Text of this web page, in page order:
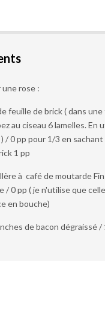
une rose :
feuille de brick ( dans
au ciseau 6 lamelles. En
/ 0 pp pour 1/3 en
1 pp
à café de moutarde
/ 0 pp ( je n'utilise que
en bouche)
de bacon dégraissé /